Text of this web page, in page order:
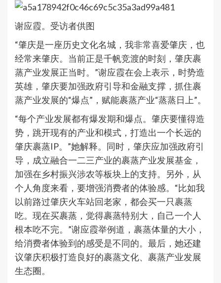
谢应霞。受访者供图
“肇庆是一座历史文化名城，我非常喜爱肇庆，也
经常来肇庆。当前正是千帆竞渡的时刻，肇庆裹
蒸产业发展正当时。”谢应霞在会上表示，时势造
英雄，肇庆要加强政府引导和金融支撑，抓住裹
蒸产业发展的“爆点”，赋能裹蒸产业“蒸蒸日上”。
“每个产业发展都有爆发期和爆点。肇庆要懂得造
势，跳开现有的产业和模式，打造出一个长远的
肇庆裹蒸IP。”她解释。同时，肇庆应加强政府引
导，成立融合一二三产业的裹蒸产业发展基金，
加强在乡村振兴涉农等板块上的支持。另外，从
个人角度来看，要增强消费者的体验感。“比如我
以前路过肇庆火车站回老家，都会买一只裹蒸
吃。现在买裹蒸，觉得裹蒸特别大，自己一个人
根本吃不完。”谢应霞举例道，裹蒸体量的大小，
给消费者体验到的感受是不同的。最后，她还建
议肇庆积极打造良好的裹蒸文化、裹蒸产业发展
生态圈。